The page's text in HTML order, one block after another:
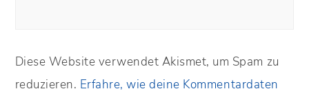
Diese Website verwendet Akismet, um Spam zu
reduzieren. Erfahre, wie deine Kommentardaten